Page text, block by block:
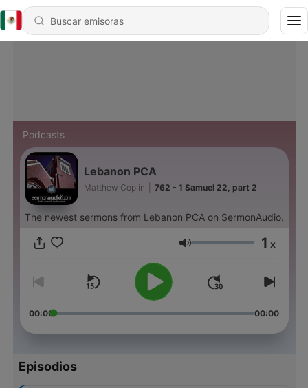
Podcasts
Lebanon PCA
Matthew Coplin 762 - 1 Samuel 22, part 2
The newest sermons from Lebanon PCA on SermonAudio.
Volumen 1 x
00:00 00:00
Episodios